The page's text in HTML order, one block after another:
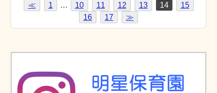
≪ 1 … 10 11 12 13 14
15
16
17 ≫